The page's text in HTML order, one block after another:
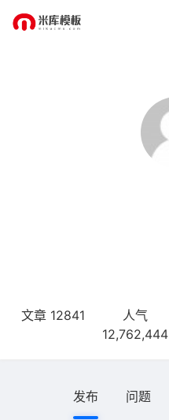
文章 12841
人气
12,762,444
发布 问题